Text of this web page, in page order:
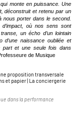
monte en puissance. Une
déconstruit et retenu par un
nous porter dans le second.
où nos sens sont
un écho d’un lointain
d’une naissance oubliée et
part et une seule fois dans
de Musique
proposition transversale
et papier | La conciergerie
dans la performance